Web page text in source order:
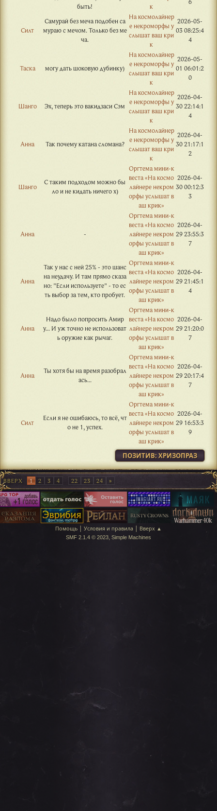
быть!
к
Силт
Самурай без меча подобен са
мураю с мечом. Только без ме
ча.
На космолайнер
е некроморфы у
слышат ваш кри
к
2026-05-
03 08:25:4
4
Таска могу дать шоковую дубинку)
На космолайнер
е некроморфы у
слышат ваш кри
к
2026-05-
01 06:01:2
0
Шанго Эх, теперь это вакидзаси Сэм
На космолайнер
е некроморфы у
слышат ваш кри
к
2026-04-
30 22:14:1
4
Анна Так почему катана сломана?
На космолайнер
е некроморфы у
слышат ваш кри
к
2026-04-
30 21:17:1
2
Шанго
С таким подходом можно бы
ло и не кидать ничего х)
Оргтема мини-к
веста «На космо
лайнере некром
орфы услышат в
аш крик»
2026-04-
30 00:12:3
3
Анна -
Оргтема мини-к
веста «На космо
лайнере некром
орфы услышат в
аш крик»
2026-04-
29 23:55:3
7
Анна
Так у нас с ней 25% - это шанс
на неудачу. И там прямо сказа
но: "Если используете" - то ес
ть выбор за тем, кто пробует.
Оргтема мини-к
веста «На космо
лайнере некром
орфы услышат в
аш крик»
2026-04-
29 21:45:1
4
Анна
Надо было попросить Амир
у... И уж точно не использоват
ь оружие как рычаг.
Оргтема мини-к
веста «На космо
лайнере некром
орфы услышат в
аш крик»
2026-04-
29 21:20:0
7
Анна
Ты хотя бы на время разобрал
ась...
Оргтема мини-к
веста «На космо
лайнере некром
орфы услышат в
аш крик»
2026-04-
29 20:17:4
7
Силт
Если я не ошибаюсь, то всё, чт
о не 1, успех.
Оргтема мини-к
веста «На космо
лайнере некром
орфы услышат в
аш крик»
2026-04-
29 16:53:3
9
ПОЗИТИВ: ХРИЗОПРАЗ
ВВЕРХ 1 2 3 4 22 23 24
Помощь | Условия и правила | Вверх ▲
SMF 2.1.4 © 2023, Simple Machines